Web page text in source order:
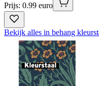
Prijs: 0.99 euro
Bekijk alles in behang